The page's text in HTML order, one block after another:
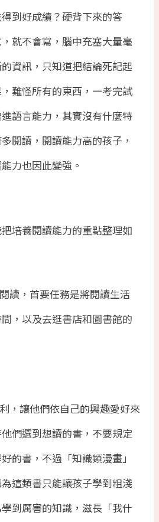
到好成績？硬背下來的答
就不會寫，腦中充塞大量毫
資訊，只知道把結論死記起
難怪所有的東西，一考完試
語言能力，其實沒有什麼特
閱讀，閱讀能力高的孩子，
力也因此變強。
培養閱讀能力的重點整理如
讀，首要任務是將閱讀生活
，以及去逛書店和圖書館的
，讓他們依自己的興趣愛好來
們選到想讀的書，不要規定
的書，不過「知識類漫畫」
這類書只能讓孩子學到粗淺
到厲害的知識，滋長「我什